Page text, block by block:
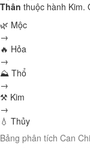
Thân thuộc hành Kim.
🌿 Mộc
→
🔥 Hỏa
→
⛰ Thổ
→
⚒ Kim
→
💧 Thủy
Bảng phân tích Can